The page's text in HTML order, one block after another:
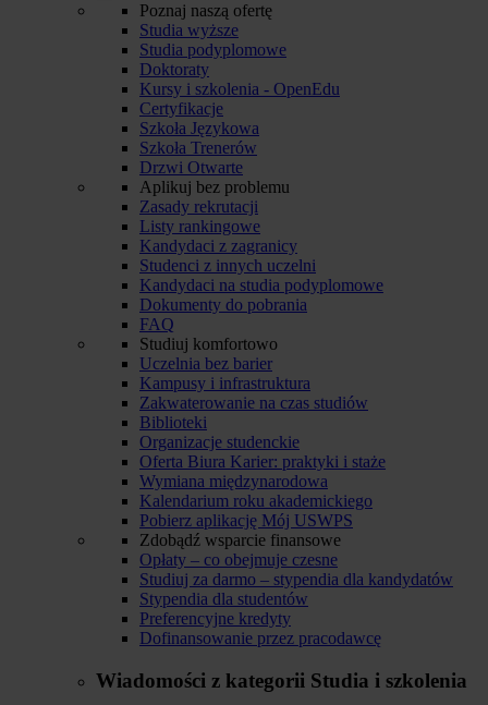
Poznaj naszą ofertę
Studia wyższe
Studia podyplomowe
Doktoraty
Kursy i szkolenia - OpenEdu
Certyfikacje
Szkoła Językowa
Szkoła Trenerów
Drzwi Otwarte
Aplikuj bez problemu
Zasady rekrutacji
Listy rankingowe
Kandydaci z zagranicy
Studenci z innych uczelni
Kandydaci na studia podyplomowe
Dokumenty do pobrania
FAQ
Studiuj komfortowo
Uczelnia bez barier
Kampusy i infrastruktura
Zakwaterowanie na czas studiów
Biblioteki
Organizacje studenckie
Oferta Biura Karier: praktyki i staże
Wymiana międzynarodowa
Kalendarium roku akademickiego
Pobierz aplikację Mój USWPS
Zdobądź wsparcie finansowe
Opłaty – co obejmuje czesne
Studiuj za darmo – stypendia dla kandydatów
Stypendia dla studentów
Preferencyjne kredyty
Dofinansowanie przez pracodawcę
Wiadomości z kategorii Studia i szkolenia